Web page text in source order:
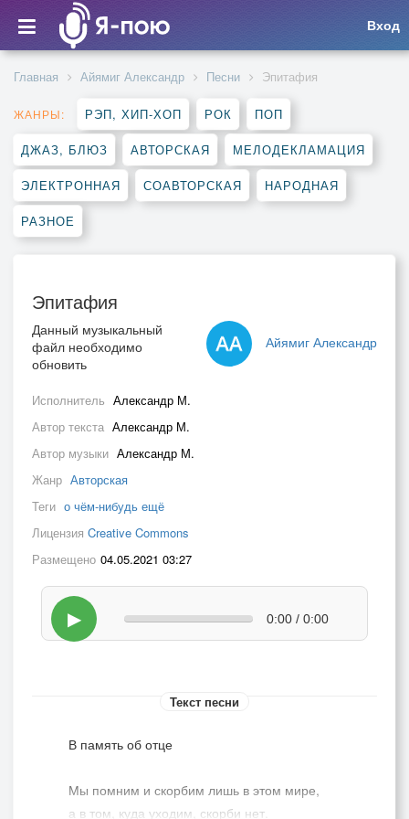
Вход
Главная Айямиг Александр Песни Эпитафия
ЖАНРЫ: РЭП, ХИП-ХОП РОК ПОП
ДЖАЗ, БЛЮЗ АВТОРСКАЯ МЕЛОДЕКЛАМАЦИЯ
ЭЛЕКТРОННАЯ СОАВТОРСКАЯ НАРОДНАЯ
РАЗНОЕ
Эпитафия
Айямиг Александр
Данный музыкальный
файл необходимо
обновить
Исполнитель Александр М.
Автор текста Александр М.
Автор музыки Александр М.
Жанр Авторская
Теги о чём-нибудь ещё
Лицензия Creative Commons
Размещено 04.05.2021 03:27
▶ 0:00 / 0:00
Текст песни
В память об отце
Мы помним и скорбим лишь в этом мире,
а в том, куда уходим, скорби нет.